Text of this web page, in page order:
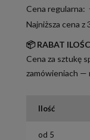
Cena regularna:
Najniższa cena z
📦 RABAT
Cena za sztukę
zamówieniach —
Ilość
od 5